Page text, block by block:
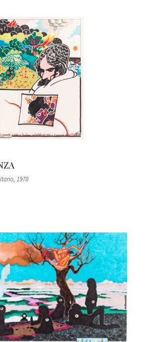
, 1978